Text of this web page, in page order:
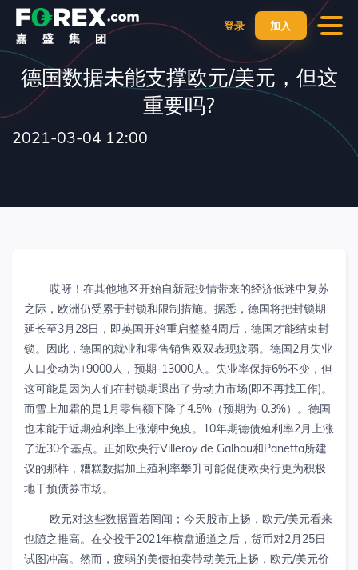
登录 加入
德国数据未能支撑欧元/美元，但这
重要吗?
2021-03-04 12:00
哎呀！在其他地区开始自新冠疫情带来的经济低迷中复苏
之际，欧洲仍受累于封锁和限制措施。据悉，德国将把封锁期
延长至3月28日，即英国开始重启整整4周后，德国才能结束封
锁。因此，德国的就业和零售销售双双表现疲弱。德国2月失业
人口变动为+9000人，预期-13000人。失业率保持6%不变，但
这可能是因为人们在封锁期退出了劳动力市场(即不再找工作)。
而雪上加霜的是1月零售额下降了4.5%（预期为-0.3%）。德国
也未能于近期殖利率上涨潮中免疫。10年期德债殖利率2月上涨
了近30个基点。正如欧央行Villeroy de Galhau和Panetta所建
议的那样，糟糕数据加上殖利率攀升可能促使欧央行更为积极
地干预债券市场。
欧元对这些数据置若罔闻；今天股市上扬，欧元/美元看来
也随之推高。在交投于2021年横盘通道之后，货币对2月25日
试图冲高。然而，疲弱的美债拍卖带动美元上扬，欧元/美元价